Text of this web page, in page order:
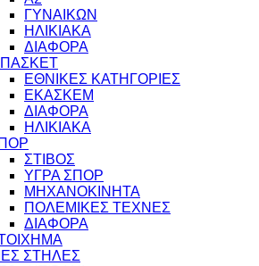
ΓΥΝΑΙΚΩΝ
ΗΛΙΚΙΑΚΑ
ΔΙΑΦΟΡΑ
ΕΘΝΙΚΕΣ ΚΑΤΗΓΟΡΙΕΣ
ΕΚΑΣΚΕΜ
ΔΙΑΦΟΡΑ
ΗΛΙΚΙΑΚΑ
ΣΤΙΒΟΣ
ΥΓΡΑ ΣΠΟΡ
ΜΗΧΑΝΟΚΙΝΗΤΑ
ΠΟΛΕΜΙΚΕΣ ΤΕΧΝΕΣ
ΔΙΑΦΟΡΑ
ΣΤΗΛΕΣ